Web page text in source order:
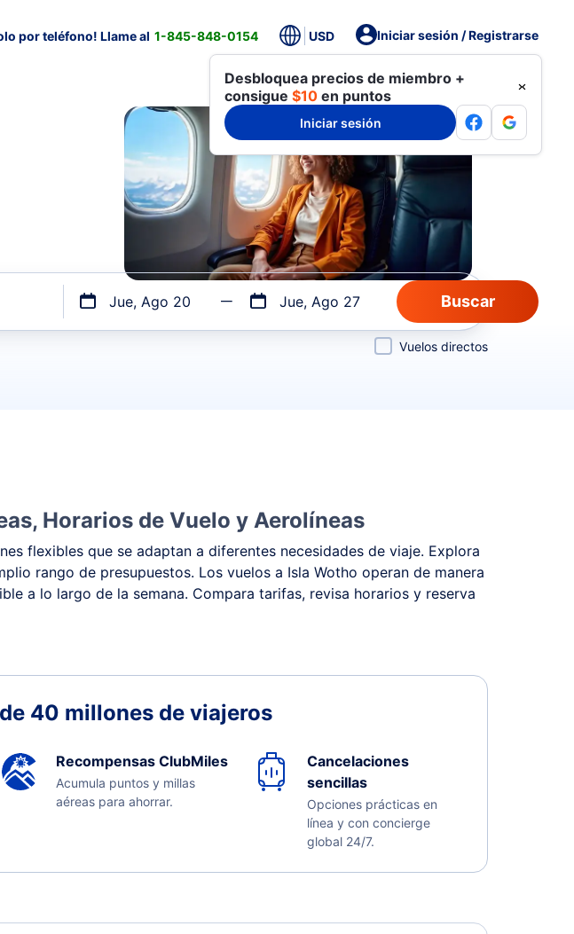
por teléfono! Llame al 1-845-848-0154 USD Iniciar sesión / Registrarse
Desbloquea precios de miembro +
consigue $10 en puntos
Iniciar sesión
Jue, Ago 20 Jue, Ago 27
Vuelos directos
Horarios de Vuelo y Aerolíneas
flexibles que se adaptan a diferentes necesidades de viaje. Explora
rango de presupuestos. Los vuelos a Isla Wotho operan de manera
a lo largo de la semana. Compara tarifas, revisa horarios y reserva
40 millones de viajeros
Recompensas ClubMiles
Acumula puntos y millas
aéreas para ahorrar.
Cancelaciones
sencillas
Opciones prácticas en
línea y con concierge
global 24/7.